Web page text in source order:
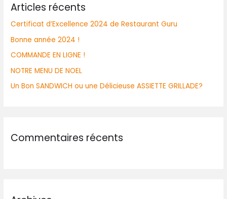
Articles récents
Certificat d’Excellence 2024 de Restaurant Guru
Bonne année 2024 !
COMMANDE EN LIGNE !
NOTRE MENU DE NOEL
Un Bon SANDWICH ou une Délicieuse ASSIETTE GRILLADE?
Commentaires récents